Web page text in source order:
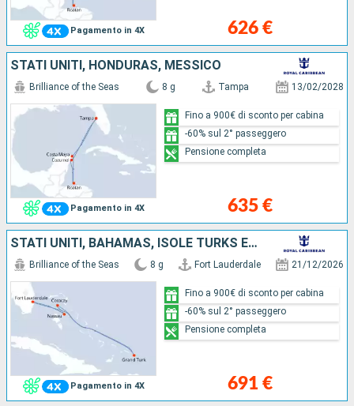
Pagamento in 4X 626 €
STATI UNITI, HONDURAS, MESSICO
Pagamento in 4X
Brilliance of the Seas 8 g Tampa 13/02/2028
635 €
Fino a 900€ di sconto per cabina
-60% sul 2° passeggero
Pensione completa
STATI UNITI, BAHAMAS, ISOLE TURKS E CAICOS
Pagamento in 4X
Brilliance of the Seas 8 g Fort Lauderdale 21/12/2026
691 €
Fino a 900€ di sconto per cabina
-60% sul 2° passeggero
Pensione completa